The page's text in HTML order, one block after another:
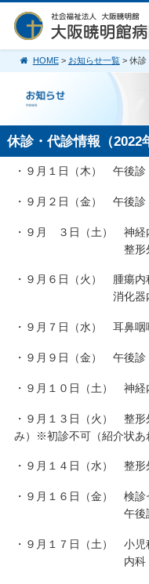
HOME> お知らせ一覧> 休診
休診・代診情報（2022
・９月１日（木） 午後
・９月２日（金） 午後
・９月 ３日（土） 神
整形外科 田
・９月６日（火） 腫瘍
消化器内科 井
・９月７日（水） 耳鼻
・９月９日（金） 午後
・９月１０日（土） 神
・９月１３日（火） 整
み）※初診不可（紹介状あ
・９月１４日（水） 整
・９月１６日（金） 検
午後診 内科
・９月１７日（土） 小
内科 牧野先